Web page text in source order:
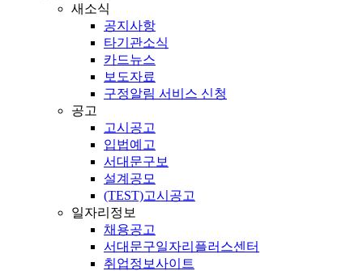
새소식
공지사항
타기관소식
카드뉴스
보도자료
구정알림 서비스 신청
공고
고시공고
입법예고
서대문구보
설계공모
(TEST)고시공고
일자리정보
채용공고
서대문구일자리플러스센터
취업정보사이트